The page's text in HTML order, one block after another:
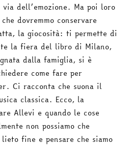
dell’emozione. Ma poi loro
dovremmo conservare
la giocosità: ti permette di
la fiera del libro di Milano,
dalla famiglia, si è
come fare per
Ci racconta che suona il
classica. Ecco, la
Allevi e quando le cose
non possiamo che
fine e pensare che siamo